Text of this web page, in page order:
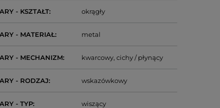
- KSZTAŁT okrągły
- MATERIAŁ metal
- MECHANIZM kwarcowy cichy / płynący
- RODZAJ wskazówkowy
- TYP wiszący